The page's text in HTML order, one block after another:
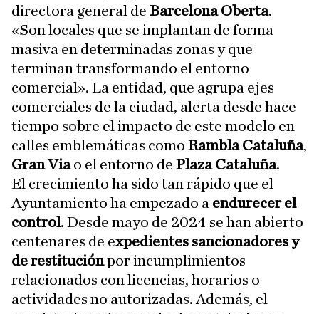
directora general de Barcelona Oberta.
«Son locales que se implantan de forma
masiva en determinadas zonas y que
terminan transformando el entorno
comercial». La entidad, que agrupa ejes
comerciales de la ciudad, alerta desde hace
tiempo sobre el impacto de este modelo en
calles emblemáticas como Rambla Cataluña,
Gran Viao el entorno de Plaza Cataluña.
El crecimiento ha sido tan rápido que el
Ayuntamiento ha empezado a endurecer el
control. Desde mayo de 2024 se han abierto
centenares de expedientes sancionadores y
de restituciónpor incumplimientos
relacionados con licencias, horarios o
actividades no autorizadas. Además, el